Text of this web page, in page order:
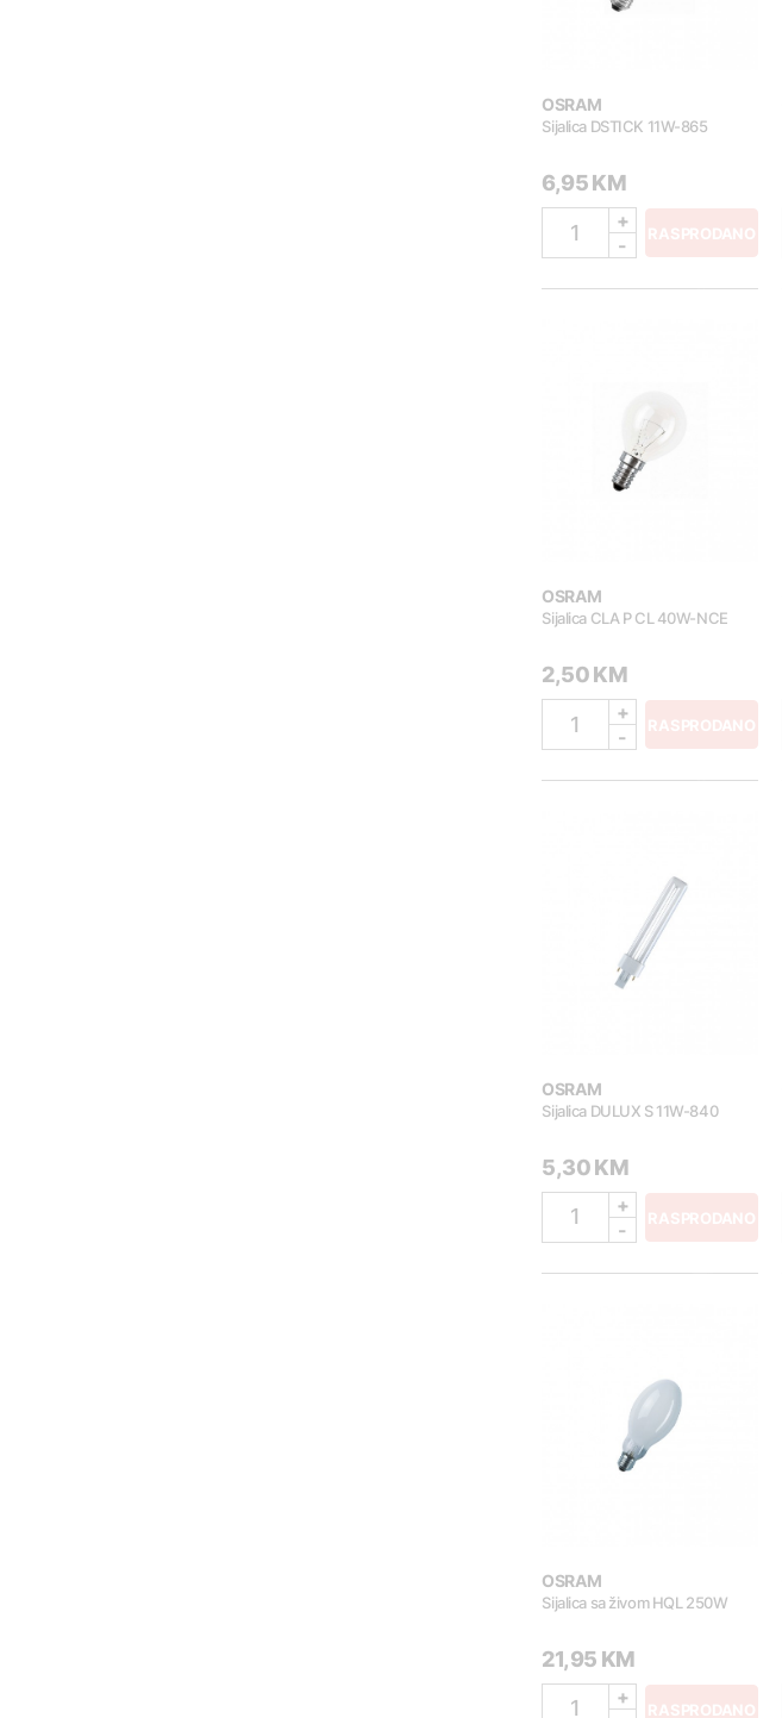
OSRAM
Sijalica DSTICK 11W-865
6,95 KM
1
+
-
RASPRODANO
OSRAM
Sijalica CLA P CL 40W-NCE
2,50 KM
1
+
-
RASPRODANO
OSRAM
Sijalica DULUX S 11W-840
5,30 KM
1
+
-
RASPRODANO
OSRAM
Sijalica sa živom HQL 250W
21,95 KM
1
+
RASPRODANO